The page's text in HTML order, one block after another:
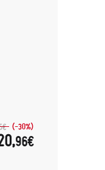
(-30%)
96€